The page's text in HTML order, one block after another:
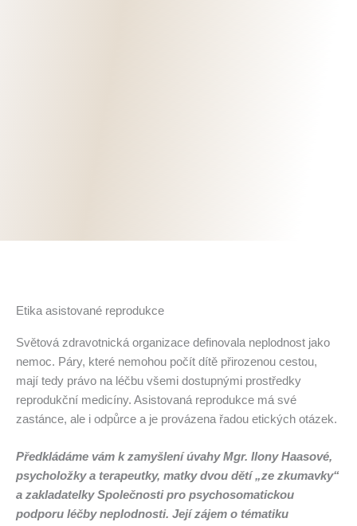
Etika asistované reprodukce
Světová zdravotnická organizace definovala neplodnost jako
nemoc. Páry, které nemohou počít dítě přirozenou cestou,
mají tedy právo na léčbu všemi dostupnými prostředky
reprodukční medicíny. Asistovaná reprodukce má své
zastánce, ale i odpůrce a je provázena řadou etických otázek.
Předkládáme vám k zamyšlení úvahy Mgr. Ilony Haasové,
psycholožky a terapeutky, matky dvou dětí „ze zkumavky“
a zakladatelky Společnosti pro psychosomatickou
podporu léčby neplodnosti. Její zájem o tématiku